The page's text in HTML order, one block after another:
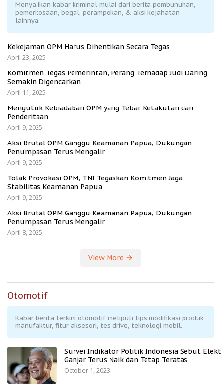
Menyajikan kabar kriminal mulai dari berita pembunuhan,
pemerkosaan, begal, perampokan, & aksi kejahatan
lainnya.
Kekejaman OPM Harus Dihentikan Secara Tegas
April 23, 2025
Komitmen Tegas Pemerintah, Perang Terhadap Judi Daring
Semakin Digencarkan
April 11, 2025
Mengutuk Kebiadaban OPM yang Tebar Ketakutan dan
Penderitaan
April 9, 2025
Aksi Brutal OPM Ganggu Keamanan Papua, Dukungan
Penumpasan Terus Mengalir
April 9, 2025
Tolak Provokasi OPM, TNI Tegaskan Komitmen Jaga
Stabilitas Keamanan Papua
April 9, 2025
Aksi Brutal OPM Ganggu Keamanan Papua, Dukungan
Penumpasan Terus Mengalir
April 8, 2025
View More
Otomotif
Kabar berita terkini otomotif meliputi tips modifikasi produk
manufaktur, fitur aksesori, tes drive, teknologi mobil.
Survei Indikator Politik Indonesia Sebut
Ganjar Terus Naik dan Tetap Teratas
October 1, 2023